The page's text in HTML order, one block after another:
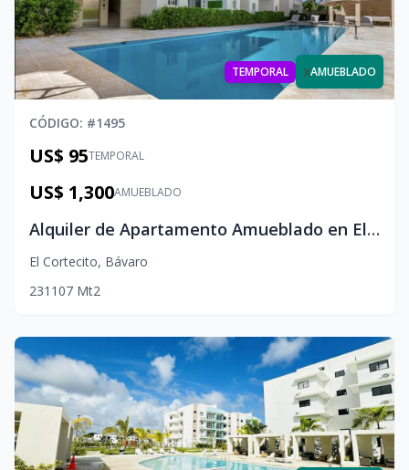
TEMPORAL xAMUEBLADO
CÓDIGO: #1495
TEMPORAL
US$ 95
AMUEBLADO
US$ 1,300
Alquiler de Apartamento Amueblado en El Cortesito, Punta Cana
El Cortecito, Bávaro
231 107 Mt2